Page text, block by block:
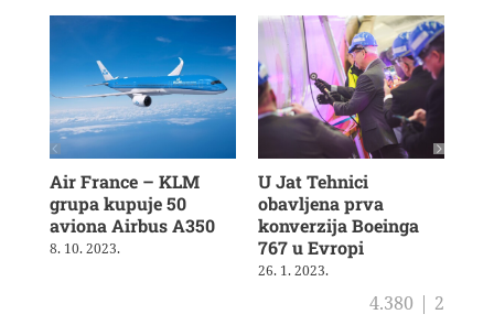
Air France – KLM
grupa kupuje 50
aviona Airbus A350
8. 10. 2023.
U Jat Tehnici
obavljena prva
konverzija Boeinga
767 u Evropi
26. 1. 2023.
4.380 | 2